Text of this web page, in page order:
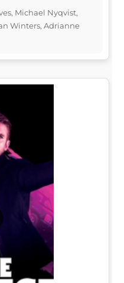
Michael Nyqvist,
Winters, Adrianne